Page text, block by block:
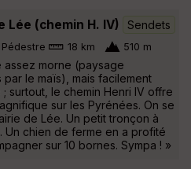
Lée (chemin H. IV) Sendets
Pédestre 18 km 510 m
assez morne (paysage
par le maïs), mais facilement
surtout, le chemin Henri IV offre
sur les Pyrénées. On se
de Lée. Un petit tronçon à
Un chien de ferme en a profité
sur 10 bornes. Sympa ! »